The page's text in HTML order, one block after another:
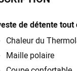
de détente
Chaleur du
Maille polaire